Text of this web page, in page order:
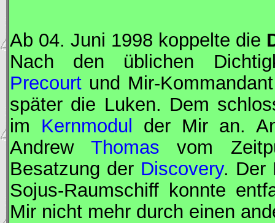
Ab 04. Juni 1998 koppelte die
Nach den üblichen
Precourt und Mir-Kommandant
später die Luken. Dem
im Kernmodul der Mir an.
Andrew Thomas vom
Besatzung der Discovery. Der
Sojus-Raumschiff konnte
Mir nicht mehr durch einen